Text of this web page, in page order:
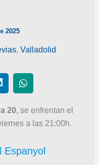
2025
, Valladolid
20, se enfrentan el
a las 21:00h.
Espanyol